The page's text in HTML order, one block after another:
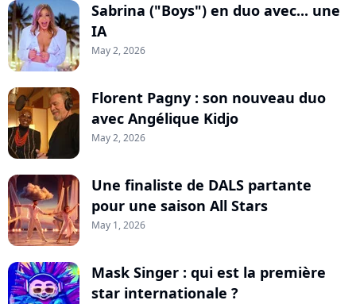
Sabrina ("Boys") en duo avec... une
IA
May 2, 2026
Florent Pagny : son nouveau duo
avec Angélique Kidjo
May 2, 2026
Une finaliste de DALS partante
pour une saison All Stars
May 1, 2026
Mask Singer : qui est la première
star internationale ?